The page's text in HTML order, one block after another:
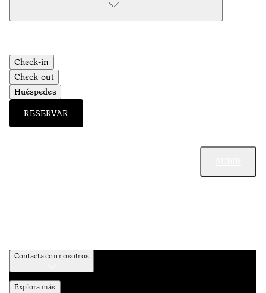
Check-in
Check-out
Huéspedes
RESERVAR
Contacta con nosotros
Explora más